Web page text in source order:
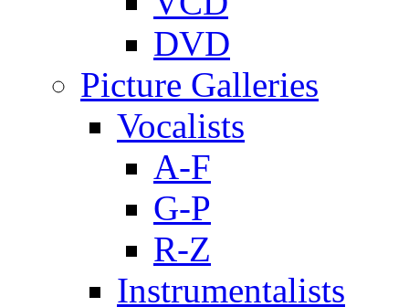
DVD
Picture Galleries
Vocalists
A-F
G-P
R-Z
Instrumentalists